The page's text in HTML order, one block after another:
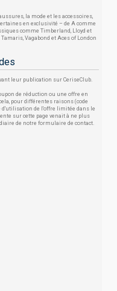
la mode et les accessoires,
en exclusivité – de A comme
comme Timberland, Lloyd et
Vagabond et Aces of London
leur publication sur CeriseClub.
de réduction ou une offre en
pour différentes raisons (code
d'utilisation de l'offre limitée dans le
sur cette page venait à ne plus
de notre formulaire de contact.